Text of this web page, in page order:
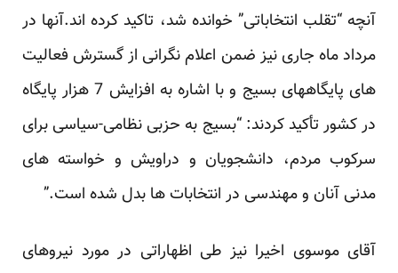
آنچه “تقلب انتخاباتی” خوانده شد، تاکید کرده اند.آنها در
مرداد ماه جاری نیز ضمن اعلام نگرانی از گسترش فعالیت
های پایگاههای بسیج و با اشاره به افزایش 7 هزار پایگاه
در کشورتأکید کردند: “بسیج به حزبی نظامی-سیاسی برای
سرکوب مردم، دانشجویان و دراویش و خواسته های
مدنی آنان و مهندسی در انتخابات ها بدل شده است.”
آقای موسوی اخیرا نیز طی اظهاراتی در مورد نیروهای